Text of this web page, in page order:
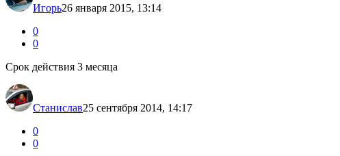
Игорь26 января 2015, 13:14
0
0
Срок действия 3 месяца
Станислав25 сентября 2014, 14:17
0
0